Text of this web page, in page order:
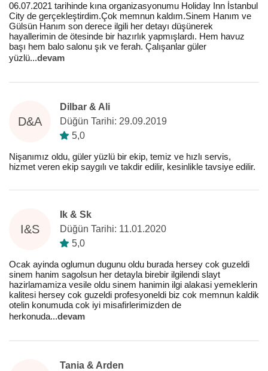
06.07.2021 tarihinde kına organizasyonumu Holiday Inn İstanbul
City de gerçekleştirdim.Çok memnun kaldım.Sinem Hanım ve
Gülsün Hanım son derece ilgili her detayı düşünerek
hayallerimin de ötesinde bir hazırlık yapmışlardı. Hem havuz
başı hem balo salonu şık ve ferah. Çalışanlar güler
yüzlü...devam
D&A
Dilbar & Ali
Düğün Tarihi: 29.09.2019
5,0
Nişanımız oldu, güler yüzlü bir ekip, temiz ve hızlı servis,
hizmet veren ekip saygılı ve takdir edilir, kesinlikle tavsiye edilir.
I&S
Ik & Sk
Düğün Tarihi: 11.01.2020
5,0
Ocak ayinda oglumun dugunu oldu burada hersey cok guzeldi
sinem hanim sagolsun her detayla birebir ilgilendi slayt
hazirlamamiza vesile oldu sinem hanimin ilgi alakasi yemeklerin
kalitesi hersey cok guzeldi profesyoneldi biz cok memnun kaldik
otelin konumuda cok iyi misafirlerimizden de
herkonuda...devam
Tania & Arden